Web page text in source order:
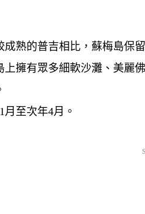
成熟的普吉相比，蘇梅島保
上擁有眾多細軟沙灘、美麗
月至次年4月。